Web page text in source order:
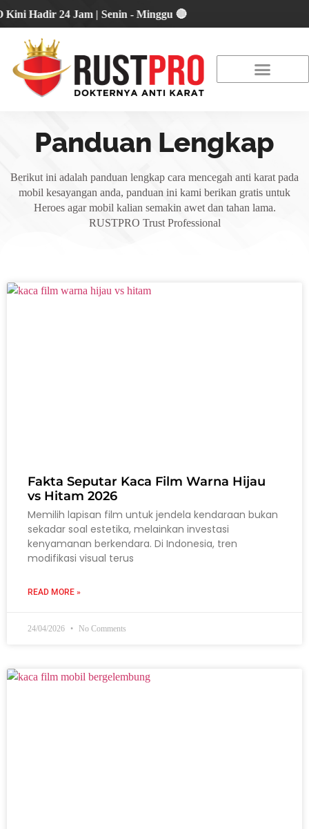
Hadir 24 Jam | Senin - Minggu 🔴
Panduan Lengkap
Berikut ini adalah panduan lengkap cara mencegah anti karat pada
mobil kesayangan anda, panduan ini kami berikan gratis untuk
Heroes agar mobil kalian semakin awet dan tahan lama.
RUSTPRO Trust Professional
Fakta Seputar Kaca Film Warna Hijau
vs Hitam 2026
Memilih lapisan film untuk jendela kendaraan bukan
sekadar soal estetika, melainkan investasi
kenyamanan berkendara. Di Indonesia, tren
modifikasi visual terus
READ MORE »
24/04/2026 No Comments